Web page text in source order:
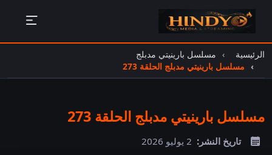
الرئيسية
مسلسل بارينيتي مدبلج
مسلسل بارينيتي مدبلج الحلقة 273
مسلسل بارينيتي مدبلج الحلقة 273
تاريخ النشر: 2 يوليو 2026